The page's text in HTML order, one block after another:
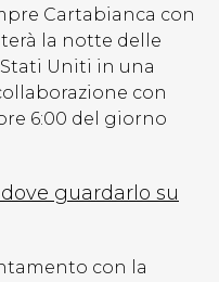
Cartabianca con
la notte delle
Uniti in una
con
6:00 del giorno
guardarlo su
con la